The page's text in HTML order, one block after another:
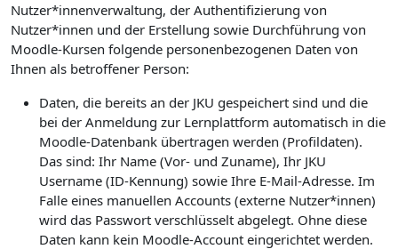
Nutzer*innenverwaltung, der Authentifizierung von
Nutzer*innen und der Erstellung sowie Durchführung von
Moodle-Kursen folgende personenbezogenen Daten von
Ihnen als betroffener Person:
Daten, die bereits an der JKU gespeichert sind und die
bei der Anmeldung zur Lernplattform automatisch in die
Moodle-Datenbank übertragen werden (Profildaten).
Das sind: Ihr Name (Vor- und Zuname), Ihr JKU
Username (ID-Kennung) sowie Ihre E-Mail-Adresse. Im
Falle eines manuellen Accounts (externe Nutzer*innen)
wird das Passwort verschlüsselt abgelegt. Ohne diese
Daten kann kein Moodle-Account eingerichtet werden.